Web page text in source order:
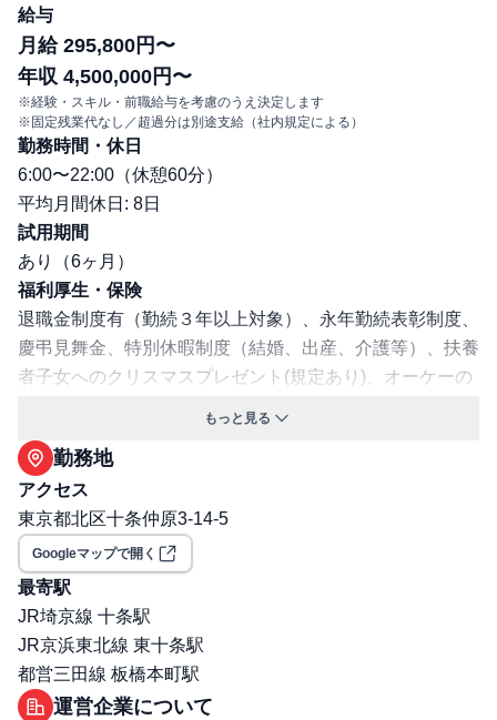
給与
月給 295,800円〜
年収 4,500,000円〜
※経験・スキル・前職給与を考慮のうえ決定します
※固定残業代なし／超過分は別途支給（社内規定による）
勤務時間・休日
6:00〜22:00（休憩60分）
平均月間休日: 8日
試用期間
あり（6ヶ月）
福利厚生・保険
退職金制度有（勤続３年以上対象）、永年勤続表彰制度、
慶弔見舞金、特別休暇制度（結婚、出産、介護等）、扶養
者子女へのクリスマスプレゼント(規定あり)、オーケーの
保険: 社会保険完備（健康保険・厚生年金・雇用保険・労
災保険）
職場環境・ルール
受動喫煙対策（喫煙ルール）: 屋内全面禁煙
選考プロセス
面接回数: 2回
選考プロセス詳細: 1次面接：面接（WEBもしくは対
面） 2次面接：対面面接
その他
もっと見る
勤務地
アクセス
東京都北区十条仲原3-14-5
Googleマップで開く
最寄駅
JR埼京線 十条駅
JR京浜東北線 東十条駅
都営三田線 板橋本町駅
運営企業について